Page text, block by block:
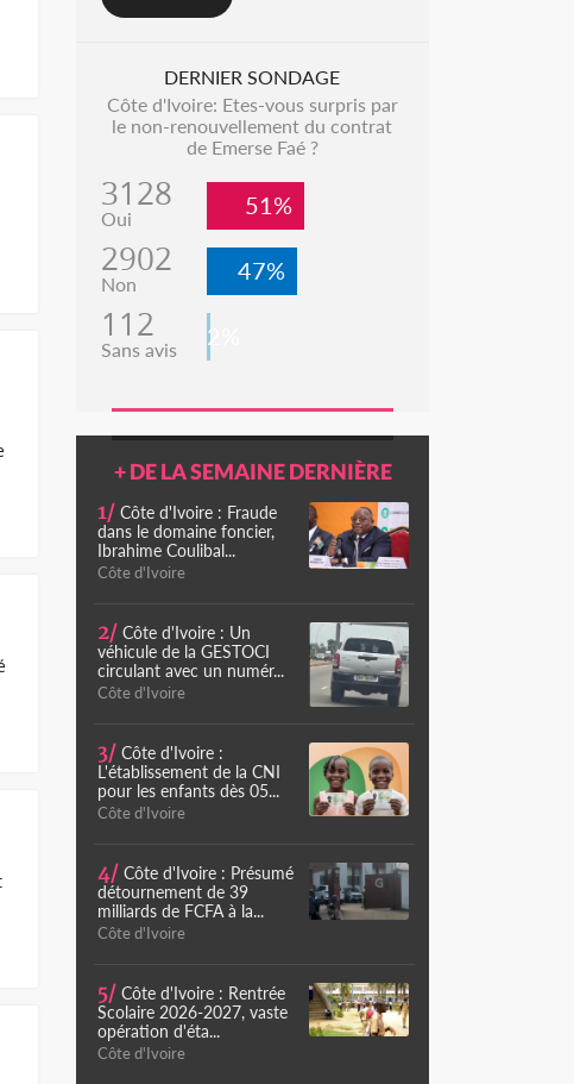
DERNIER SONDAGE
Côte d'Ivoire: Etes-vous surpris par
le non-renouvellement du contrat
de Emerse Faé ?
3128
Oui 51%
2902
Non 47%
112
Sans avis 2%
+ DE LA SEMAINE DERNIÈRE
1/ Côte d'Ivoire : Fraude
dans le domaine foncier,
Ibrahime Coulibal...
Côte d'Ivoire
2/ Côte d'Ivoire : Un
véhicule de la GESTOCI
circulant avec un numér...
Côte d'Ivoire
3/ Côte d'Ivoire :
L'établissement de la CNI
pour les enfants dès 05...
Côte d'Ivoire
4/ Côte d'Ivoire : Présumé
détournement de 39
milliards de FCFA à la...
Côte d'Ivoire
5/ Côte d'Ivoire : Rentrée
Scolaire 2026-2027, vaste
opération d'éta...
Côte d'Ivoire